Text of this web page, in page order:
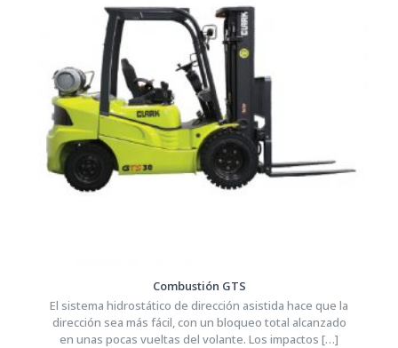
Combustión GTS
El sistema hidrostático de dirección asistida hace que la
dirección sea más fácil, con un bloqueo total alcanzado
en unas pocas vueltas del volante. Los impactos […]